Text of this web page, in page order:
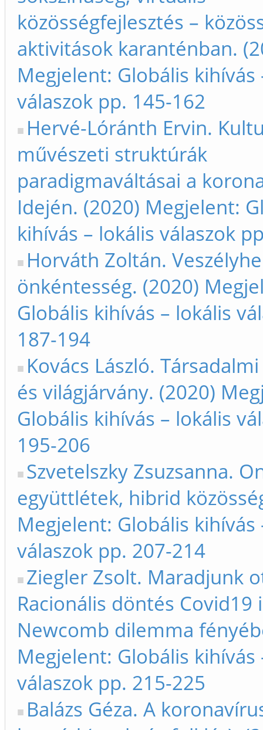
közösségfejlesztés –
aktivitások karanténban.
Megjelent: Globális kihívás
válaszok pp. 145-162
Hervé-Lóránth Ervin.
művészeti struktúrák
paradigmaváltásai a
Idején. (2020) Megjelent:
kihívás – lokális válaszok
Horváth Zoltán.
önkéntesség. (2020)
Globális kihívás – lokális
187-194
Kovács László.
és világjárvány. (2020)
Globális kihívás – lokális
195-206
Szvetelszky Zsuzsanna.
együttlétek, hibrid
Megjelent: Globális kihívás
válaszok pp. 207-214
Ziegler Zsolt. Maradjunk
Racionális döntés Covid19
Newcomb dilemma
Megjelent: Globális kihívás
válaszok pp. 215-225
Balázs Géza. A